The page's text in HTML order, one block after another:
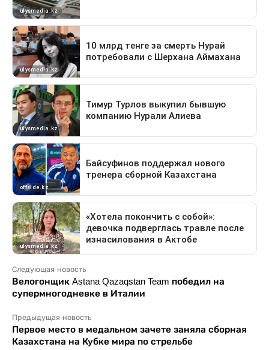
Следующая новость
Велогонщик Astana Qazaqstan Team победил на
супермногодневке в Италии
Предыдущая новость
Первое место в медальном зачете заняла сборная
Казахстана на Кубке мира по стрельбе